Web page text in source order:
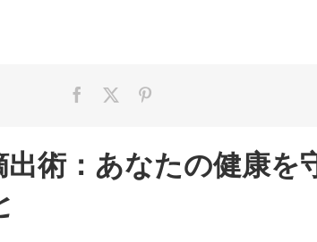
術：あなたの健康を